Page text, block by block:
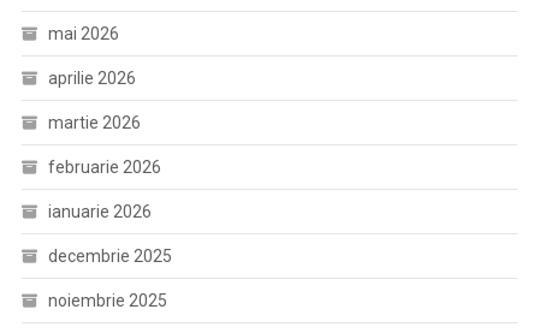
mai 2026
aprilie 2026
martie 2026
februarie 2026
ianuarie 2026
decembrie 2025
noiembrie 2025